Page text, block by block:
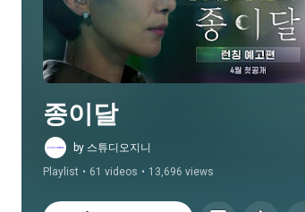
Play all
종이달
by 스튜디오지니
Playlist • 61 videos • 13,696 views